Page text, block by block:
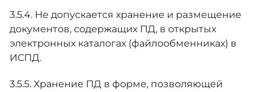
3.5.4. Не допускается хранение и размещение
документов, содержащих ПД, в открытых
электронных каталогах (файлообменниках) в
ИСПД.
3.5.5. Хранение ПД в форме, позволяющей